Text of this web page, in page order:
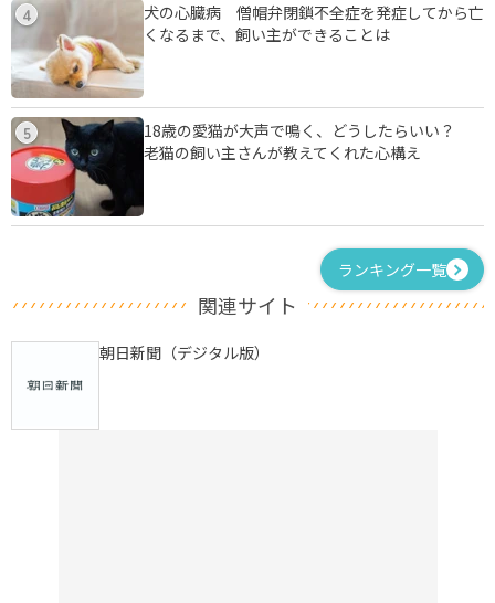
4
犬の心臓病 僧帽弁閉鎖不全症を発症してから亡
くなるまで、飼い主ができることは
5
18歳の愛猫が大声で鳴く、どうしたらいい？
老猫の飼い主さんが教えてくれた心構え
ランキング一覧
関連サイト
朝日新聞（デジタル版）